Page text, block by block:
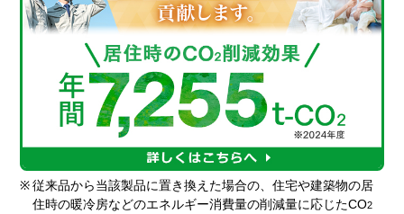
※ 従来品から当該製品に置き換えた場合の、住宅や建築物の居
住時の暖冷房などのエネルギー消費量の削減量に応じたCO2